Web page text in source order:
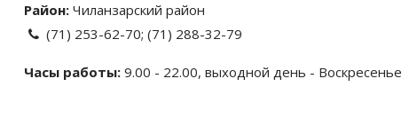
Район: Чиланзарский район
(71) 253-62-70; (71) 288-32-79
Часы работы: 9.00 - 22.00, выходной день - Воскресенье